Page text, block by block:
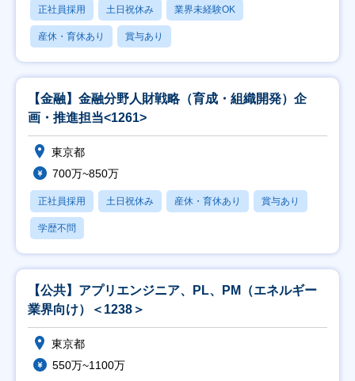
正社員採用 土日祝休み 業界未経験OK
産休・育休あり 賞与あり
【金融】金融分野人財戦略（育成・組織開発）企
画・推進担当<1261>
東京都
700万~850万
正社員採用 土日祝休み 産休・育休あり 賞与あり
学歴不問
【公共】アプリエンジニア、PL、PM（エネルギー
業界向け）＜1238＞
東京都
550万~1100万